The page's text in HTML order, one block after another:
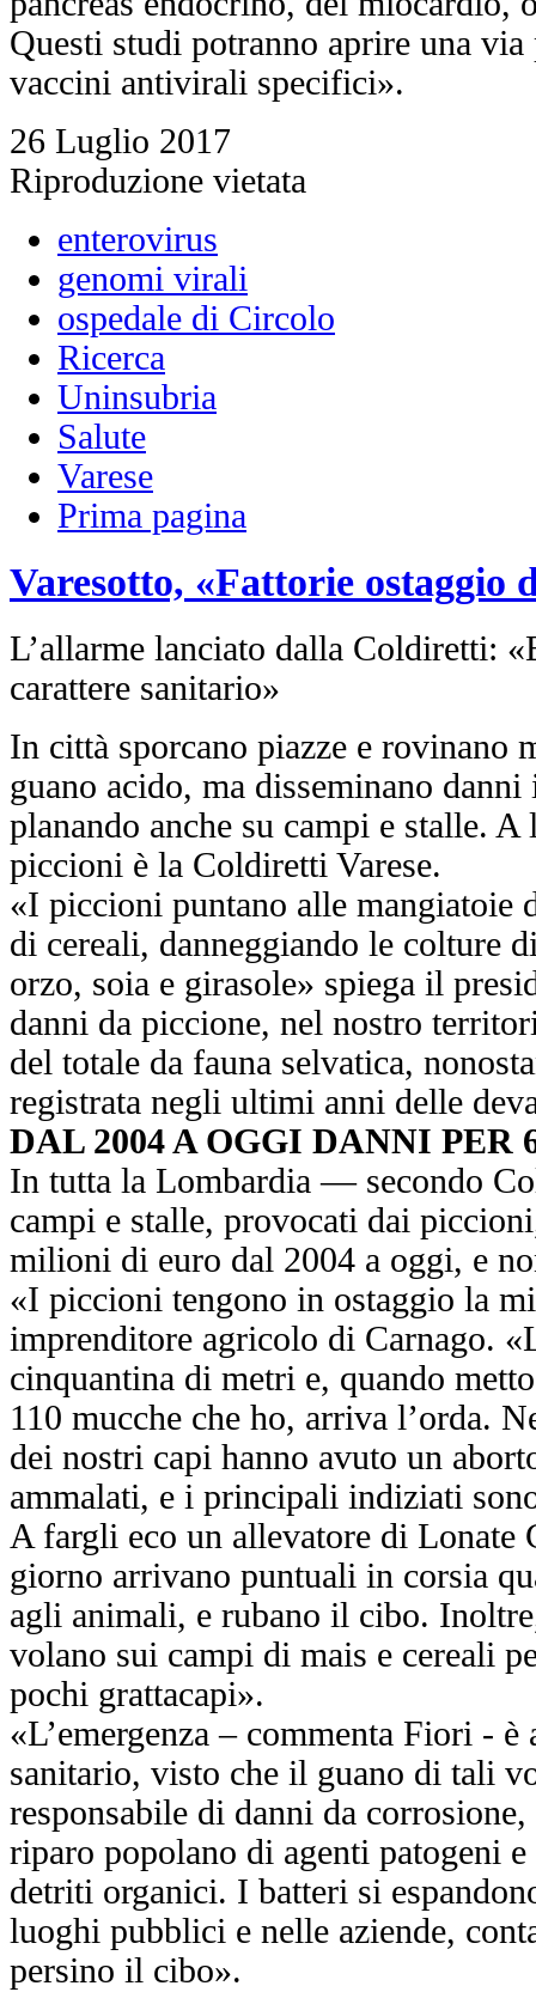
Questi studi potranno aprire una
vaccini antivirali specifici».
26 Luglio 2017
Riproduzione vietata
enterovirus
genomi virali
ospedale di Circolo
Ricerca
Uninsubria
Salute
Varese
Prima pagina
Varesotto, «Fattorie ostaggio
L’allarme lanciato dalla Coldiretti:
carattere sanitario»
In città sporcano piazze e rovinano
guano acido, ma disseminano
planando anche su campi e stalle.
piccioni è la Coldiretti Varese.
«I piccioni puntano alle mangiatoie
di cereali, danneggiando le colture
orzo, soia e girasole» spiega il
danni da piccione, nel nostro
del totale da fauna selvatica,
registrata negli ultimi anni delle
DAL 2004 A OGGI DANNI
In tutta la Lombardia — secondo
campi e stalle, provocati dai
milioni di euro dal 2004 a oggi, e
«I piccioni tengono in ostaggio la
imprenditore agricolo di Carnago.
cinquantina di metri e, quando
110 mucche che ho, arriva l’orda.
dei nostri capi hanno avuto un
ammalati, e i principali indiziati
A fargli eco un allevatore di
giorno arrivano puntuali in corsia
agli animali, e rubano il cibo.
volano sui campi di mais e cereali
pochi grattacapi».
«L’emergenza – commenta Fiori - è
sanitario, visto che il guano di tali
responsabile di danni da
riparo popolano di agenti patogeni
detriti organici. I batteri si
luoghi pubblici e nelle aziende,
persino il cibo».